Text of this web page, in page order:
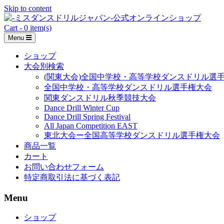
Skip to content
Cart - 0 item(s)
Menu
ショップ
大会別検索
(関東大会)全国中学校・高等学校ダンスドリル選
全国中学校・高等学校ダンスドリル選手権大会
関東ダンスドリル秋季競技大会
Dance Drill Winter Cup
Dance Drill Spring Festival
All Japan Competition EAST
東北大会ー全国高等学校ダンスドリル選手権大会
商品一覧
カート
お問い合わせフォーム
特定商取引法に基づく表記
Menu
ショップ